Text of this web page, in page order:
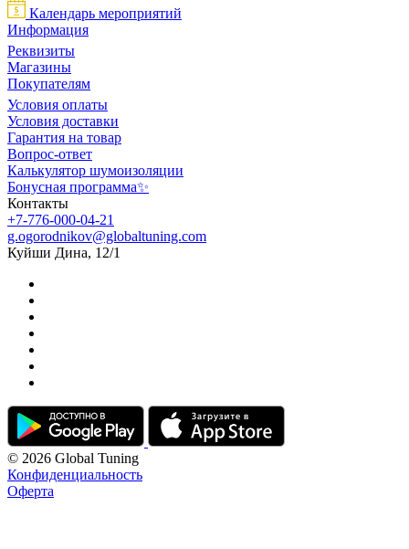
Календарь мероприятий
Информация
Реквизиты
Магазины
Покупателям
Условия оплаты
Условия доставки
Гарантия на товар
Вопрос-ответ
Калькулятор шумоизоляции
Бонусная программа✨
Контакты
+7-776-000-04-21
g.ogorodnikov@globaltuning.com
Куйши Дина, 12/1
© 2026 Global Tuning
Конфиденциальность
Оферта